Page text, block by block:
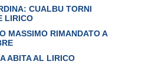
CUALBU TORNI
LIRICO
MASSIMO RIMANDATO A
ABITA AL LIRICO